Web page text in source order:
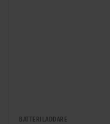
BATTERILADDARE